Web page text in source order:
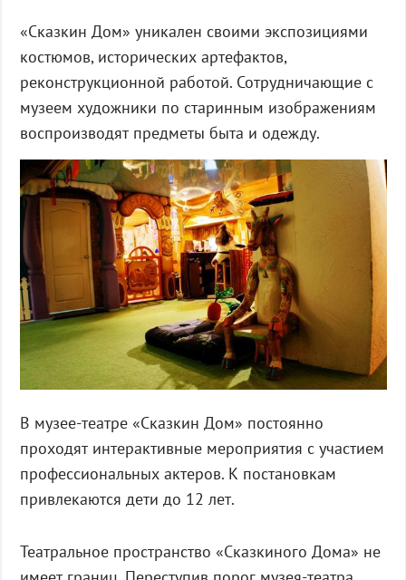
«Сказкин Дом» уникален своими экспозициями
костюмов, исторических артефактов,
реконструкционной работой. Сотрудничающие с
музеем художники по старинным изображениям
воспроизводят предметы быта и одежду.
В музее-театре «Сказкин Дом» постоянно
проходят интерактивные мероприятия с участием
профессиональных актеров. К постановкам
привлекаются дети до 12 лет.
Театральное пространство «Сказкиного Дома» не